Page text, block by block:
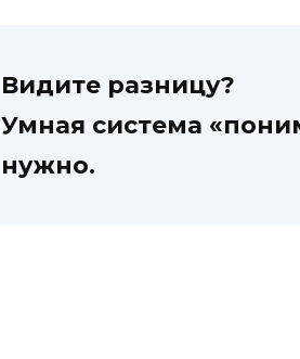
Видите разницу?
Умная система
нужно.